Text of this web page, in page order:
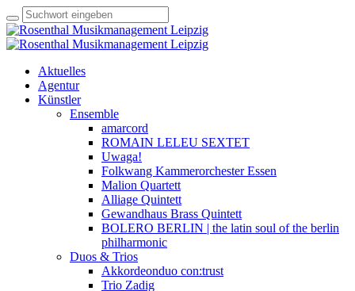
Aktuelles
Agentur
Künstler
Ensemble
amarcord
ROMAIN LELEU SEXTET
Uwaga!
Folkwang Kammerorchester Essen
Malion Quartett
Alliage Quintett
Gewandhaus Brass Quintett
BOLERO BERLIN | the latin soul of the berlin
philharmonic
Duos & Trios
Akkordeonduo con:trust
Trio Zadig